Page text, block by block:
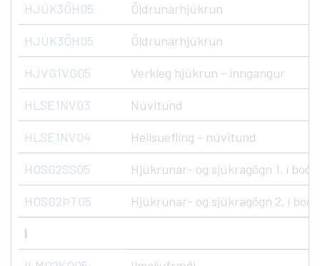
HJÚK3ÖH05 Öldrunarhjúkrun
HJÚK3ÖH05 Öldrunarhjúkrun
HJVG1VG05 Verkleg hjúkrun - inngangur
HLSE1NV03 Núvitund
HLSE1NV04 Heilsuefling - núvitund
HOSG2SS05 Hjúkrunar- og sjúkragögn 1, í
HOSG2ÞT05 Hjúkrunar- og sjúkragögn 2, í
I